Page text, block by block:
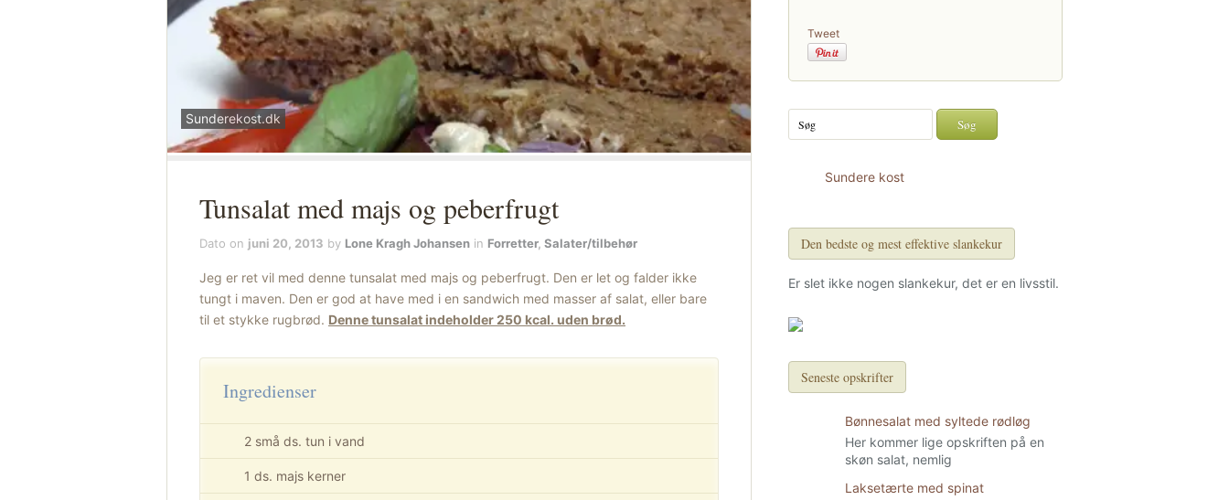
Sunderekost.dk
Tunsalat med majs og peberfrugt
Dato on juni 20, 2013 by Lone Kragh Johansen in Forretter, Salater/tilbehør
Jeg er ret vil med denne tunsalat med majs og peberfrugt. Den er let og falder ikke
tungt i maven. Den er god at have med i en sandwich med masser af salat, eller bare
til et stykke rugbrød. Denne tunsalat indeholder 250 kcal. uden brød.
Ingredienser
2 små ds. tun i vand
1 ds. majs kerner
Tweet
Sundere kost
Den bedste og mest effektive slankekur
Er slet ikke nogen slankekur, det er en livsstil.
Seneste opskrifter
Bønnesalat med syltede rødløg
Her kommer lige opskriften på en
skøn salat, nemlig
Laksetærte med spinat